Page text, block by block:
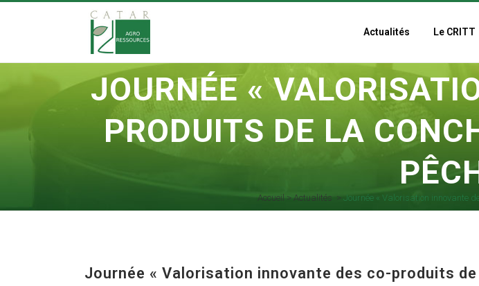
Actualités Le CRITT
JOURNÉE «
PRODUITS DE LA
Accueil>Actualités > Journée « Valorisation innovante
Journée « Valorisation innovante des co-produits